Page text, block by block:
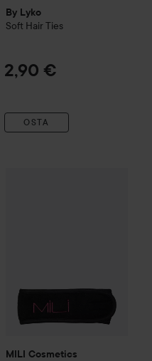
By Lyko
Soft Hair Ties
2,90 €
OSTA
MILI Cosmetics